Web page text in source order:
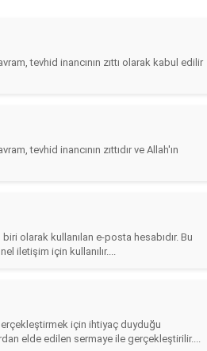
tevhid inancının zıttı olarak kabul edilir
tevhid inancının zıttıdır ve Allah'ın
olarak kullanılan e-posta hesabıdır. Bu
iletişim için kullanılır....
için ihtiyaç duyduğu
elde edilen sermaye ile gerçekleştirilir....